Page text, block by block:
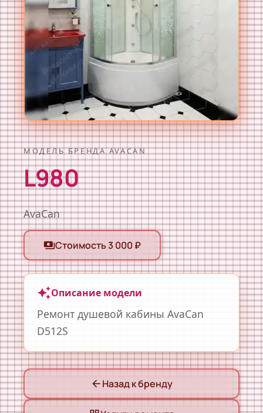
МОДЕЛЬ БРЕНДА AVACAN
L980
AvaCan
paymentsСтоимость 3 000 ₽
auto_awesomeОписание модели
Ремонт душевой кабины AvaCan
D512S
arrow_back Назад к бренду